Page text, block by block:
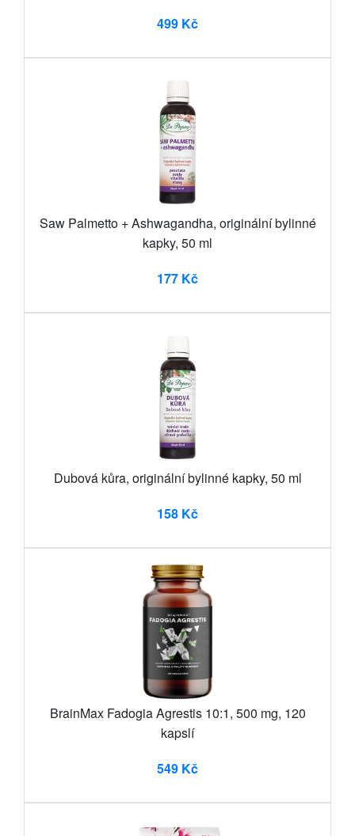
499 Kč
Saw Palmetto + Ashwagandha, originální bylinné
kapky, 50 ml
177 Kč
Dubová kůra, originální bylinné kapky, 50 ml
158 Kč
BrainMax Fadogia Agrestis 10:1, 500 mg, 120
kapslí
549 Kč